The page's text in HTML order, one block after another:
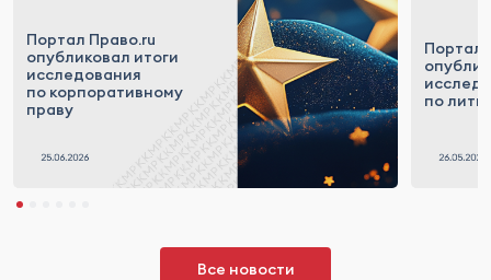
Портал Право.ru
опубликовал итоги
исследования
по корпоративному
праву
Портал
по
Все новости